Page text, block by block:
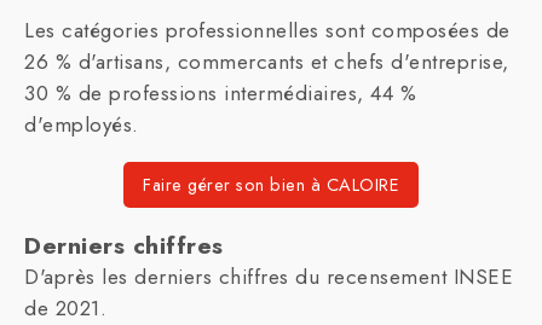
Les catégories professionnelles sont composées de
26 % d'artisans, commercants et chefs d'entreprise,
30 % de professions intermédiaires, 44 %
d'employés.
Faire gérer son bien à CALOIRE
Derniers chiffres
D'après les derniers chiffres du recensement INSEE
de 2021.